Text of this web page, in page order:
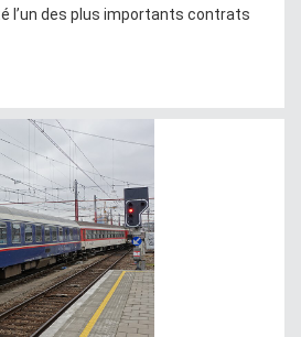
l’un des plus importants contrats